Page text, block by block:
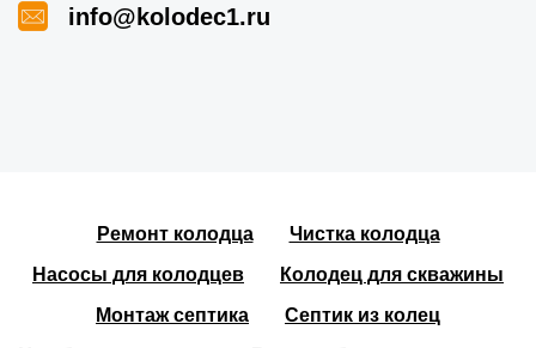
info@kolodec1.ru
Ремонт колодца
Чистка колодца
Насосы для колодцев
Колодец для скважины
Монтаж септика
Септик из колец